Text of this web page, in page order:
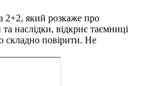
2+2, який розкаже про
наслідки, відкриє таємниці
складно повірити. Не